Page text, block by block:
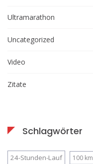
Ultramarathon
Uncategorized
Video
Zitate
Schlagwörter
24-Stunden-Lauf 100 km